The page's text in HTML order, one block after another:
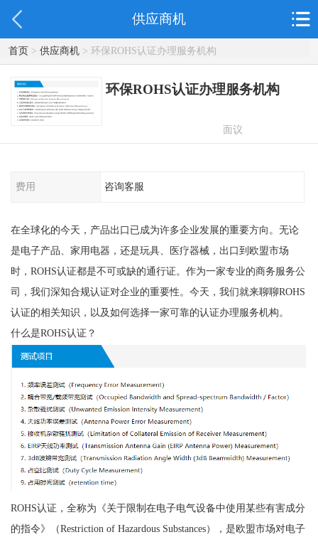
供应商机
首页> 供应商机> 环保ROHS认证办理服务机构
环保ROHS认证办理服务机构
面议
费用 咨询客服
在全球化的今天，产品出口已成为许多企业发展的重要方向。无论
是电子产品、家用电器，还是玩具、医疗器械，出口到欧盟市场
时，ROHS认证都是不可或缺的通行证。作为一家专业的商务服务公
司，我们深知合规认证对企业的重要性。今天，我们就来聊聊ROHS
认证的相关知识，以及如何选择一家可靠的认证办理服务机构。
什么是ROHS认证？
ROHS认证，全称为《关于限制在电子电气设备中使用某些有害成分
的指令》（Restriction of Hazardous Substances），是欧盟市场对电子